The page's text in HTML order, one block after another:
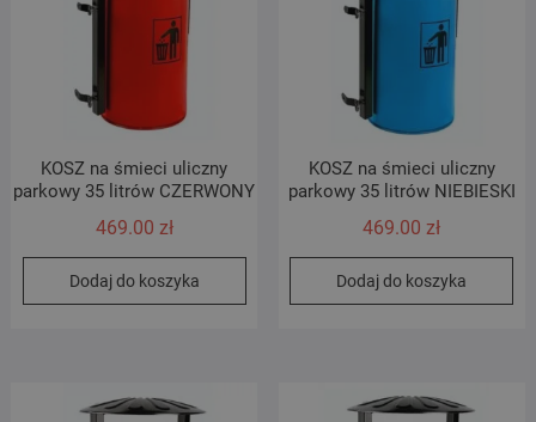
KOSZ na śmieci uliczny
parkowy 35 litrów CZERWONY
469.00 zł
Dodaj do koszyka
KOSZ na śmieci uliczny
parkowy 35 litrów NIEBIESKI
469.00zł
Dodaj do koszyka